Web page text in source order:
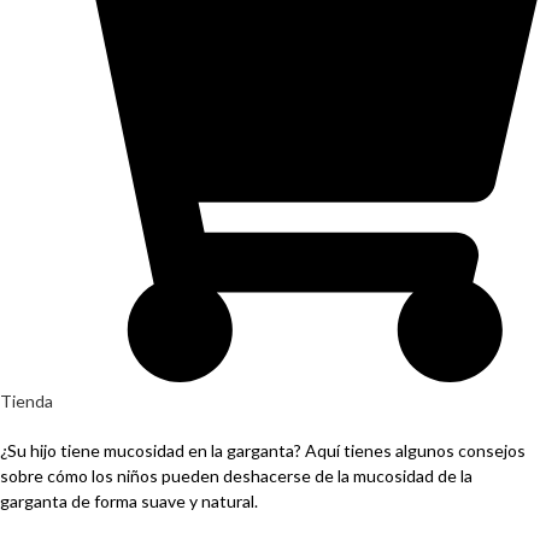
Tienda
¿Su hijo tiene mucosidad en la garganta? Aquí tienes algunos consejos
sobre cómo los niños pueden deshacerse de la mucosidad de la
garganta de forma suave y natural.